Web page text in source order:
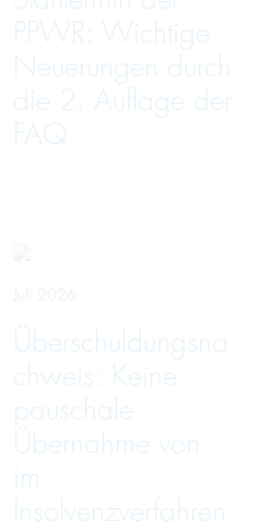
PPWR: Wichtige
Neuerungen durch
die 2. Auflage der
FAQ
Überschuldungsna
chweis: Keine
pauschale
Übernahme von
im
Insolvenzverfahren